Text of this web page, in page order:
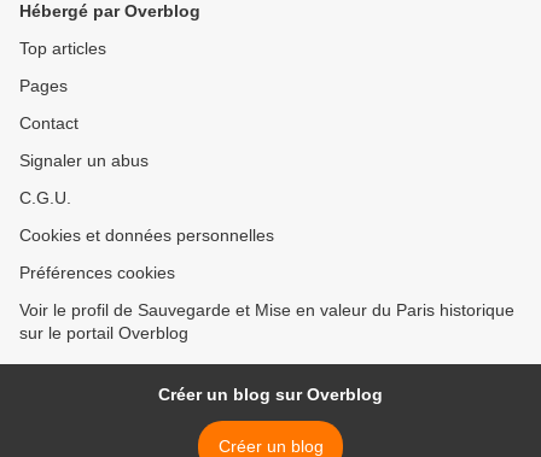
Hébergé par Overblog
Top articles
Pages
Contact
Signaler un abus
C.G.U.
Cookies et données personnelles
Préférences cookies
Voir le profil de Sauvegarde et Mise en valeur du Paris historique
sur le portail Overblog
Créer un blog sur Overblog
Créer un blog